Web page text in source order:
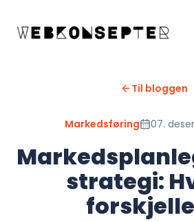
Til bloggen
Markedsføring 07.
strategi: